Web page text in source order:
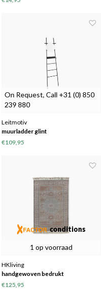
On Request, Call +31 (0) 850
239 880
Leitmotiv
muurladder glint
€109,95
1 op voorraad
conditions
HKliving
handgewoven bedrukt
binnen/buiten vloerkleed (120x180)
€125,95